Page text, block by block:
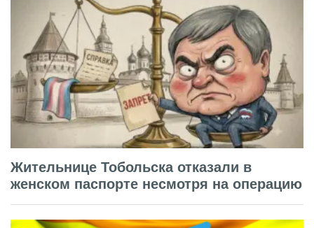
Жительнице Тобольска отказали в
женском паспорте несмотря на операцию